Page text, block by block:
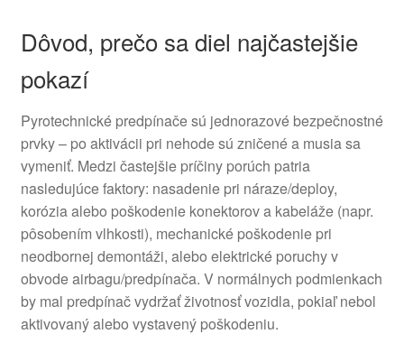
Dôvod, prečo sa diel najčastejšie
pokazí
Pyrotechnické predpínače sú jednorazové bezpečnostné
prvky – po aktivácii pri nehode sú zničené a musia sa
vymeniť. Medzi častejšie príčiny porúch patria
nasledujúce faktory: nasadenie pri náraze/deploy,
korózia alebo poškodenie konektorov a kabeláže (napr.
pôsobením vlhkosti), mechanické poškodenie pri
neodbornej demontáži, alebo elektrické poruchy v
obvode airbagu/predpínača. V normálnych podmienkach
by mal predpínač vydržať životnosť vozidla, pokiaľ nebol
aktivovaný alebo vystavený poškodeniu.